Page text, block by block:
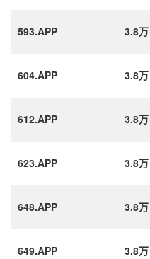
593.APP 3.8万
604.APP 3.8万
612.APP 3.8万
623.APP 3.8万
648.APP 3.8万
649.APP 3.8万